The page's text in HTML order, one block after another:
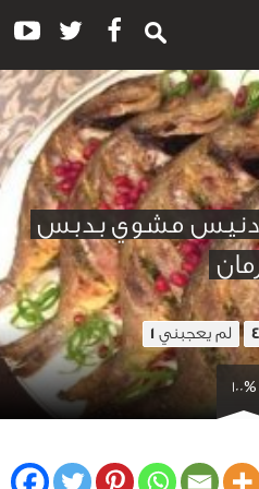
مشوي بدبس
لم يعجبني 1
100%